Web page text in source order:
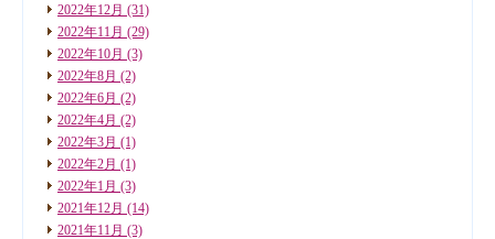
2022年12月 (31)
2022年11月 (29)
2022年10月 (3)
2022年8月 (2)
2022年6月 (2)
2022年4月 (2)
2022年3月 (1)
2022年2月 (1)
2022年1月 (3)
2021年12月 (14)
2021年11月 (3)